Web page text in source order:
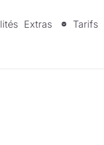
Extras Tarifs